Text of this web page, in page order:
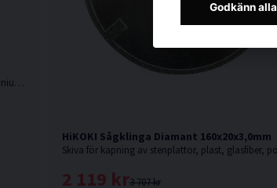
Praktiskt cirkelsågbladset med tre klingor i aluminiumlåda
HiKOKI Sågklinga Diamant 160x20x3,0mm
3 707 kr
2 119 kr
Godkänn alla